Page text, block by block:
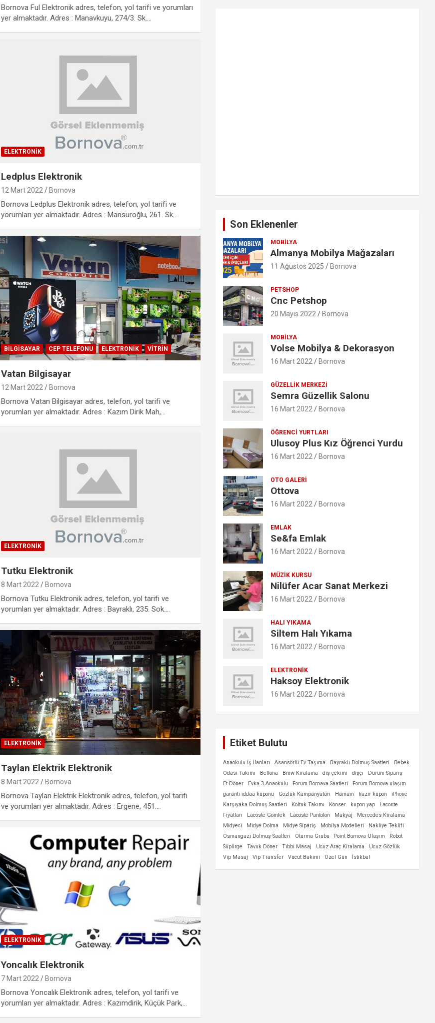
Bornova Ful Elektronik adres, telefon, yol tarifi ve yorumları
yer almaktadır. Adres : Manavkuyu, 274/3. Sk.…
ELEKTRONIK
Ledplus Elektronik
12 Mart 2022 Bornova
Bornova Ledplus Elektronik adres, telefon, yol tarifi ve
yorumları yer almaktadır. Adres : Mansuroğlu, 261. Sk.…
BILGISAYAR CEP TELEFONU ELEKTRONIK VITRIN
Vatan Bilgisayar
12 Mart 2022 Bornova
Bornova Vatan Bilgisayar adres, telefon, yol tarifi ve
yorumları yer almaktadır. Adres : Kazım Dirik Mah,…
ELEKTRONIK
Tutku Elektronik
8 Mart 2022 Bornova
Bornova Tutku Elektronik adres, telefon, yol tarifi ve
yorumları yer almaktadır. Adres : Bayraklı, 235. Sok.…
ELEKTRONIK
Taylan Elektrik Elektronik
8 Mart 2022 Bornova
Bornova Taylan Elektrik Elektronik adres, telefon, yol tarifi
ve yorumları yer almaktadır. Adres : Ergene, 451.…
ELEKTRONIK
Yoncalık Elektronik
7 Mart 2022 Bornova
Bornova Yoncalık Elektronik adres, telefon, yol tarifi ve
yorumları yer almaktadır. Adres : Kazımdirik, Küçük Park,…
Son Eklenenler
MOBILYA
Almanya Mobilya Mağazaları
11 Ağustos 2025 Bornova
PETSHOP
Cnc Petshop
20 Mayıs 2022 Bornova
MOBILYA
Volse Mobilya & Dekorasyon
16 Mart 2022 Bornova
GÜZELLIK MERKEZI
Semra Güzellik Salonu
16 Mart 2022 Bornova
ÖĞRENCI YURTLARI
Ulusoy Plus Kız Öğrenci Yurdu
16 Mart 2022 Bornova
OTO GALERI
Ottova
16 Mart 2022 Bornova
EMLAK
Se&fa Emlak
16 Mart 2022 Bornova
MÜZIK KURSU
Nilüfer Acar Sanat Merkezi
16 Mart 2022 Bornova
HALI YIKAMA
Siltem Halı Yıkama
16 Mart 2022 Bornova
ELEKTRONIK
Haksoy Elektronik
16 Mart 2022 Bornova
Etiket Bulutu
Anaokulu İş İlanları Asansörlü Ev Taşıma Bayraklı Dolmuş Saatleri
Bebek
Odası Takımı
Bellona Bmw Kiralama diş çekimi dişçi
Dürüm Sipariş
Et Döner
Evka 3 Anaokulu Forum Bornava Saatleri
Forum Bornova ulaşım
garanti iddaa kuponu
Gözlük Kampanyaları Hamam hazır kupon
iPhone
Karşıyaka Dolmuş Saatleri
Koltuk Takımı Konser kupon yap
Lacoste
Fiyatları
Lacoste Gömlek Lacoste Pantolon Makyaj
Mercedes Kiralama
Midyeci
Midye Dolma Midye Sipariş Mobilya Modelleri
Nakliye Teklifi
Osmangazi Dolmuş Saatleri
Oturma Grubu Point Bornova Ulaşım
Robot
Süpürge
Tavuk Döner Tıbbi Masaj Ucuz Araç Kiralama
Ucuz Gözlük
Vip Masaj
Vip Transfer Vücut Bakımı Özel Gün İstikbal